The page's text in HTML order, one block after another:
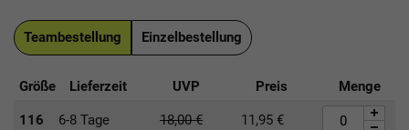
Teambestellung Einzelbestellung
Größe Lieferzeit UVP Preis Menge
116 6-8 Tage 18,00€ 11,95 €